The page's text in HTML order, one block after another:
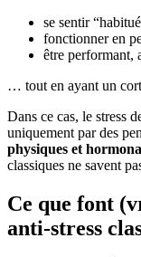
se sentir
fonctionner en
être performant,
… tout en ayant un
Dans ce cas, le stress
uniquement par des
physiques et
classiques ne savent
Ce que font
anti-stress